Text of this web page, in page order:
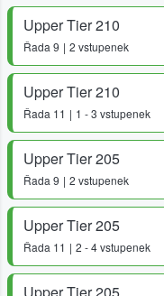
Upper Tier 210
Řada 9 2 vstupenek
Upper Tier 210
Řada 11 1 - 3 vstupenek
Upper Tier 205
Řada 9 2 vstupenek
Upper Tier 205
Řada 11 2 - 4 vstupenek